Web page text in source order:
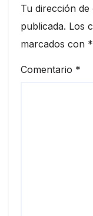
Tu dirección
publicada. Los
marcados con *
Comentario *